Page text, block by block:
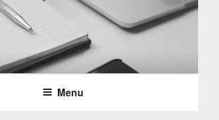
& OEMKIOSKS
Menu